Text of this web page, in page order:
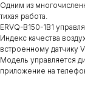
Одним из
тихая работа.
ERVQ-B150-1B1
Индекс качества
встроенному датчику
Модель управляется
приложение на